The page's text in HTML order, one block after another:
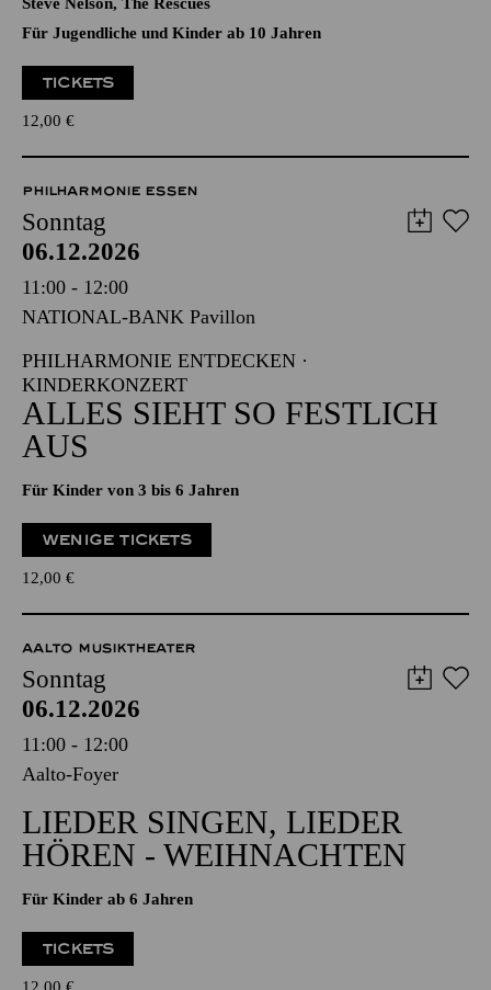
Villiers Stanford, Georg Friedrich Händel, Gustav Holst,
Irving Berlin, Joe Beal, Lee Mendelson, Mel Tormé, Michael
Steve Nelson, The Rescues
Für Jugendliche und Kinder ab 10 Jahren
12,00€
PHILHARMONIE ESSEN
Sonntag
06.12.2026
11:00 - 12:00
NATIONAL-BANK Pavillon
PHILHARMONIE ENTDECKEN ·
KINDERKONZERT
ALLES SIEHT SO FESTLICH
Für Kinder von 3 bis 6 Jahren
12,00€
AALTO MUSIKTHEATER
Sonntag
06.12.2026
11:00 - 12:00
Aalto-Foyer
LIEDER SINGEN, LIEDER
Für Kinder ab 6 Jahren